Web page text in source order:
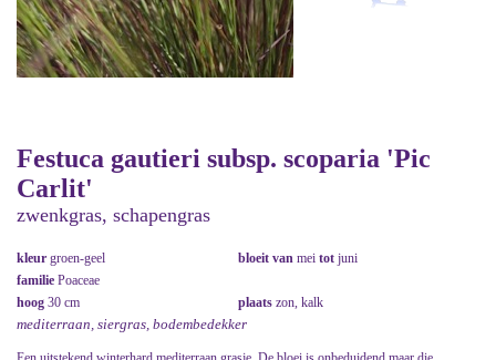
Festuca gautieri subsp. scoparia 'Pic
Carlit'
zwenkgras, schapengras
kleur groen-geel bloeit van mei tot juni
familie Poaceae
hoog 30 cm plaats zon, kalk
mediterraan, siergras, bodembedekker